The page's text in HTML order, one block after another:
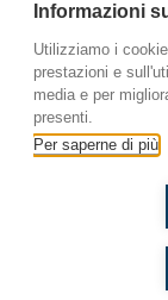
ascoltarci!!
https://
Castel Guelfo
Ti è
Informazioni
Utilizziamo i
prestazioni e
media e per
presenti.
Per saperne di più